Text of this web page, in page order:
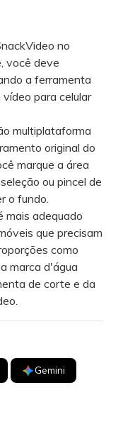
no
você deve
a ferramenta
para celular
multiplataforma
original do
marque a área
ou pincel de
o fundo.
adequado
que precisam
como
marca d'água
de corte e da
Gemini